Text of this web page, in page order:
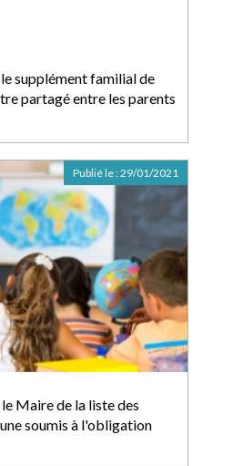
supplément familial de
partagé entre les parents
Maire de la liste des
soumis à l'obligation
Publié le :29/01/2021